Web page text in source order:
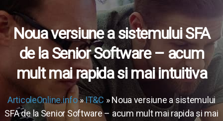
Noua versiune a sistemului SFA
de la Senior Software – acum
mult mai rapida si mai intuitiva
ArticoleOnline.info»IT&C » Noua versiune a sistemului
SFA de la Senior Software – acum mult mai rapida si mai